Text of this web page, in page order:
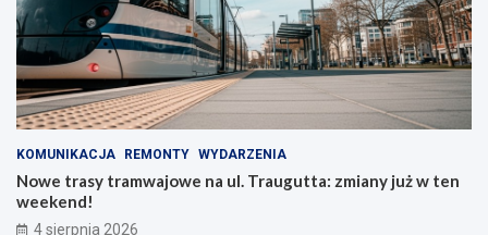
KOMUNIKACJA REMONTY WYDARZENIA
Nowe trasy tramwajowe na ul. Traugutta: zmiany już w ten
weekend!
4 sierpnia 2026